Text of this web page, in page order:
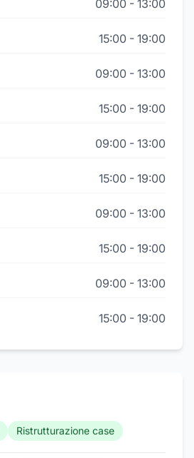
09:00 - 13:00
15:00 - 19:00
09:00 - 13:00
15:00 - 19:00
09:00 - 13:00
15:00 - 19:00
09:00 - 13:00
15:00 - 19:00
09:00 - 13:00
15:00 - 19:00
Ristrutturazione case